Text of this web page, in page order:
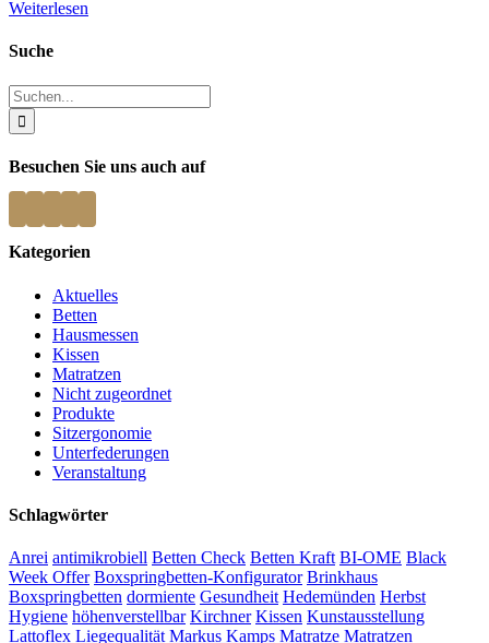
Weiterlesen
Suche
Suche
nach:
Besuchen Sie uns auch auf
Kategorien
Aktuelles
Betten
Hausmessen
Kissen
Matratzen
Nicht zugeordnet
Produkte
Sitzergonomie
Unterfederungen
Veranstaltung
Schlagwörter
Anrei antimikrobiell Betten Check Betten Kraft BI-OME Black
Week Offer Boxspringbetten-Konfigurator Brinkhaus
Boxspringbetten dormiente Gesundheit Hedemünden Herbst
Hygiene höhenverstellbar Kirchner Kissen Kunstausstellung
Lattoflex Liegequalität Markus Kamps Matratze Matratzen